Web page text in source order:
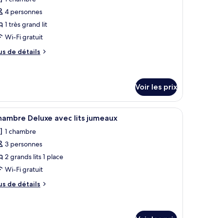
4 personnes
1 très grand lit
Wi-Fi gratuit
de détails
Voir les prix
forts dans les chambres Literie de qualité supérieure, minibar,
1 Deluxe avec lits jumeaux
1 chambre
3 personnes
2 grands lits 1 place
Wi-Fi gratuit
de détails